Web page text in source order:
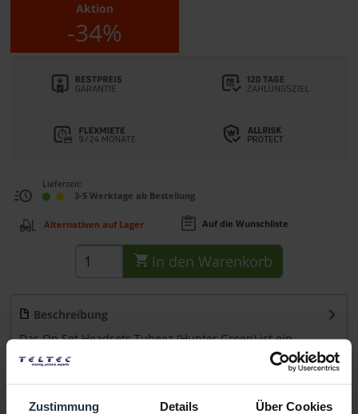
Zustimmung Details Über Cookies
Aktion
-34%
Lieferzeit:
3-5 Werktage ab Bestellung
Alternativen auf Lager Auf die Wunschliste
In den Warenkorb
Beschreibung
Das On Set Headsets Tubeez (Hunter Green) ist ein
Akustikschlauch mit Kordelüberzug in...